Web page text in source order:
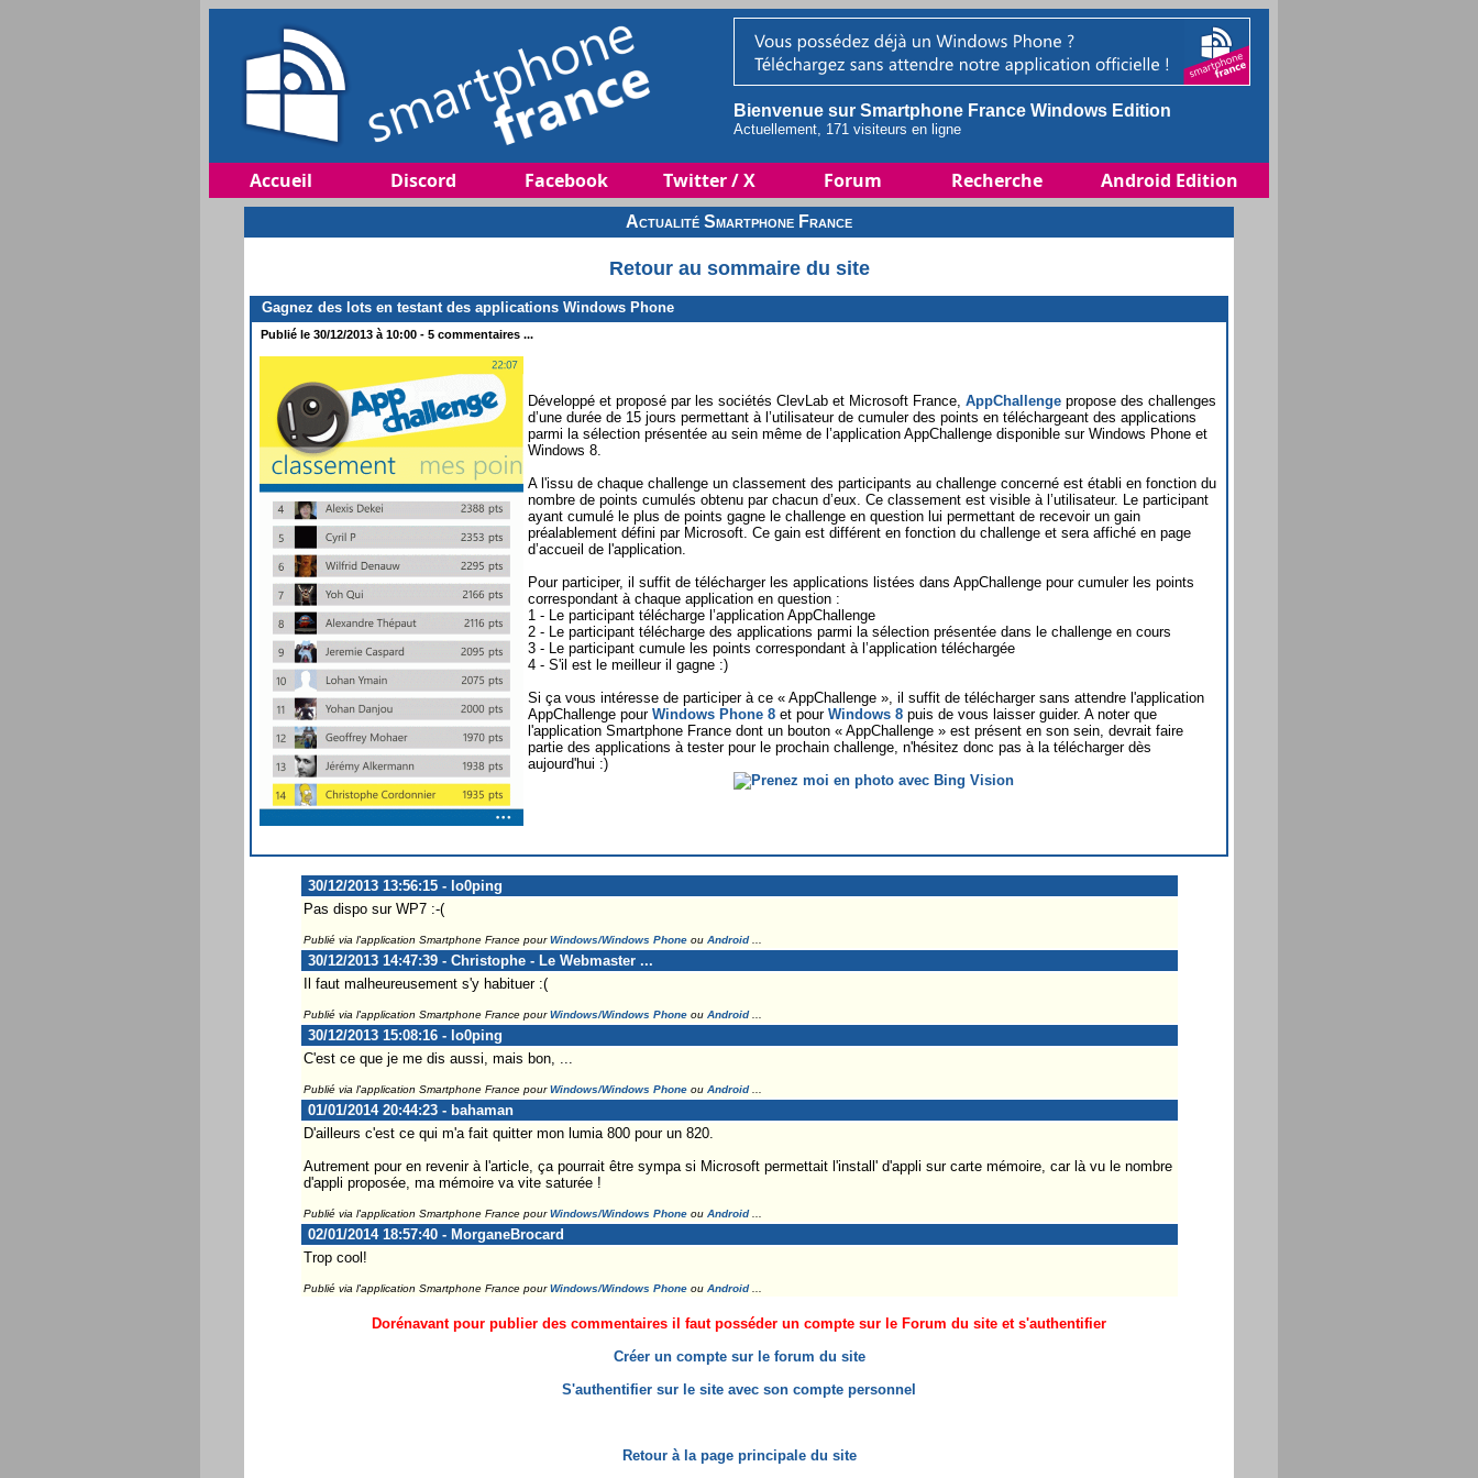
Bienvenue sur Smartphone France Windows Edition
Actuellement, 171 visiteurs en ligne
Accueil Discord Facebook Twitter / X Forum Recherche Android Edition
Actualité Smartphone France
Retour au sommaire du site
Gagnez des lots en testant des applications Windows Phone
Publié le 30/12/2013 à 10:00 - 5 commentaires ...
Développé et proposé par les sociétés ClevLab et Microsoft France, AppChallenge propose des challenges
d’une durée de 15 jours permettant à l’utilisateur de cumuler des points en téléchargeant des applications
parmi la sélection présentée au sein même de l’application AppChallenge disponible sur Windows Phone et
Windows 8.
A l'issu de chaque challenge un classement des participants au challenge concerné est établi en fonction du
nombre de points cumulés obtenu par chacun d’eux. Ce classement est visible à l’utilisateur. Le participant
ayant cumulé le plus de points gagne le challenge en question lui permettant de recevoir un gain
préalablement défini par Microsoft. Ce gain est différent en fonction du challenge et sera affiché en page
d’accueil de l'application.
Pour participer, il suffit de télécharger les applications listées dans AppChallenge pour cumuler les points
correspondant à chaque application en question :
1 - Le participant télécharge l’application AppChallenge
2 - Le participant télécharge des applications parmi la sélection présentée dans le challenge en cours
3 - Le participant cumule les points correspondant à l’application téléchargée
4 - S'il est le meilleur il gagne :)
Si ça vous intéresse de participer à ce « AppChallenge », il suffit de télécharger sans attendre l'application
AppChallenge pour Windows Phone 8 et pour Windows 8 puis de vous laisser guider. A noter que
l'application Smartphone France dont un bouton « AppChallenge » est présent en son sein, devrait faire
partie des applications à tester pour le prochain challenge, n'hésitez donc pas à la télécharger dès
aujourd'hui :)
30/12/2013 13:56:15 - lo0ping
Pas dispo sur WP7 :-(
Publié via l'application Smartphone France pourWindows/Windows Phoneou Android...
30/12/2013 14:47:39 - Christophe - Le Webmaster ...
Il faut malheureusement s'y habituer :(
Publié via l'application Smartphone France pourWindows/Windows Phoneou Android...
30/12/2013 15:08:16 - lo0ping
C'est ce que je me dis aussi, mais bon, ...
Publié via l'application Smartphone France pourWindows/Windows Phoneou Android...
01/01/2014 20:44:23 - bahaman
D'ailleurs c'est ce qui m'a fait quitter mon lumia 800 pour un 820.
Autrement pour en revenir à l'article, ça pourrait être sympa si Microsoft permettait l'install' d'appli sur carte mémoire, car là vu le nombre
d'appli proposée, ma mémoire va vite saturée !
Publié via l'application Smartphone France pourWindows/Windows Phoneou Android...
02/01/2014 18:57:40 - MorganeBrocard
Trop cool!
Publié via l'application Smartphone France pourWindows/Windows Phoneou Android...
Dorénavant pour publier des commentaires il faut posséder un compte sur le Forum du site et s'authentifier
Créer un compte sur le forum du site
S'authentifier sur le site avec son compte personnel
Retour à la page principale du site